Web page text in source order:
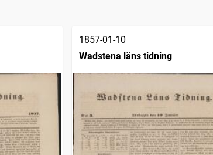
1857-01-10
Wadstena läns tidning